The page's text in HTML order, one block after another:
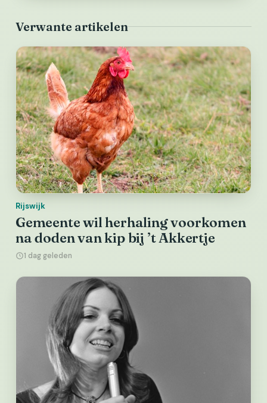
Verwante artikelen
Rijswijk
Gemeente wil herhaling voorkomen
na doden van kip bij ’t Akkertje
1 dag geleden